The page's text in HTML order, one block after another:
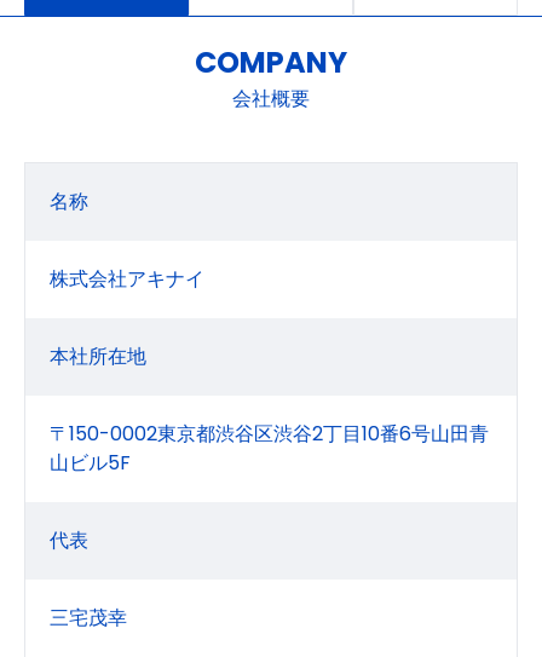
COMPANY
会社概要
名称
株式会社アキナイ
本社所在地
〒150-0002東京都渋谷区渋谷2丁目10番6号山田青
山ビル5F
代表
三宅茂幸